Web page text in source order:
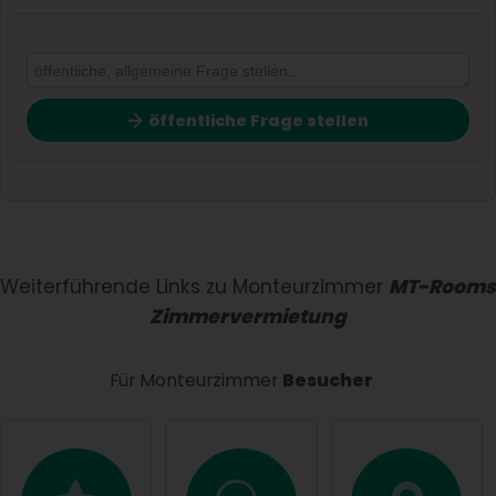
öffentliche Frage stellen
Hiermit akzeptiere ich dieAGB .
Weiterführende Links zu Monteurzimmer MT-Rooms
Zimmervermietung
Für Monteurzimmer Besucher